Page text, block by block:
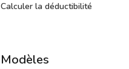
Calculer la déductibilité
Modèles